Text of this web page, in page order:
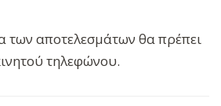
των αποτελεσμάτων θα πρέπει
τηλεφώνου.